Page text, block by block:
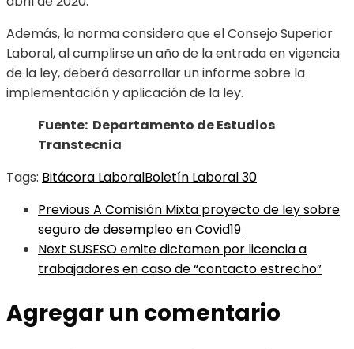
Además, la norma considera que el Consejo Superior
Laboral, al cumplirse un año de la entrada en vigencia
de la ley, deberá desarrollar un informe sobre la
implementación y aplicación de la ley.
Fuente: Departamento de Estudios
Transtecnia
Tags: Bitácora LaboralBoletín Laboral 30
PreviousA Comisión Mixta proyecto de ley sobre
seguro de desempleo en Covid19
Next SUSESO emite dictamen por licencia a
trabajadores en caso de “contacto estrecho”
Agregar un comentario